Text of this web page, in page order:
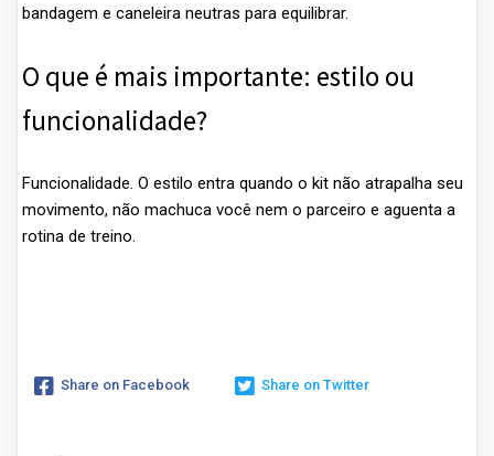
bandagem e caneleira neutras para equilibrar.
O que é mais importante: estilo ou
funcionalidade?
Funcionalidade. O estilo entra quando o kit não atrapalha seu
movimento, não machuca você nem o parceiro e aguenta a
rotina de treino.
Share on Facebook Share on Twitter